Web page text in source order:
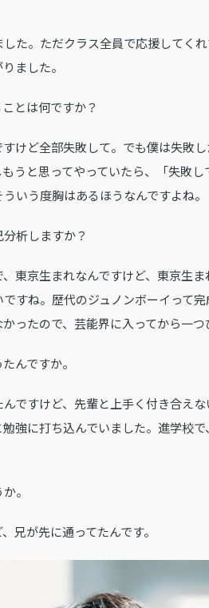
た。ただクラス全員で応援してく
ました。
ことは何ですか？
けど全部失敗して。でも僕は失敗
うと思ってやっていたら、「失敗
いう度胸はあるほうなんですよね。
分析しますか？
東京生まれなんですけど、東京生ま
すね。歴代のジュノンボーイって
ったので、芸能界に入ってから一つ
んですか。
ですけど、先輩と上手く付き合え
強に打ち込んでいました。進学校
。
が先に通ってたんです。